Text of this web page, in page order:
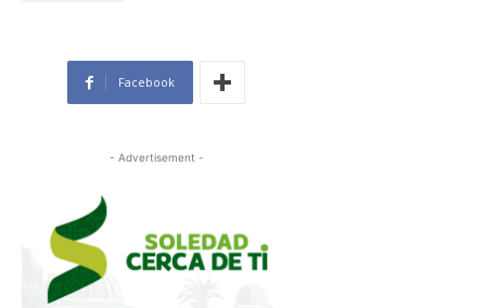
Facebook
- Advertisement -